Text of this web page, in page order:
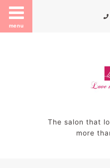
menu
The salon that
more